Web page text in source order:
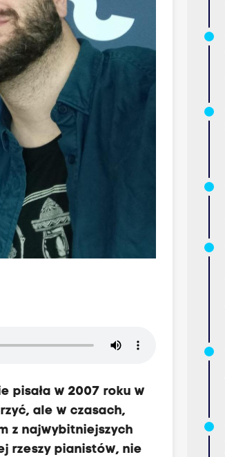
pisała w 2007 roku w
ale w czasach,
z najwybitniejszych
rzeszy pianistów, nie